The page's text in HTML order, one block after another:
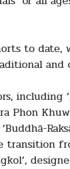
to
Phon
transition